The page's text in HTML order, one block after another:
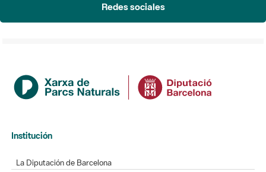
Redes sociales
Institución
La Diputación de Barcelona